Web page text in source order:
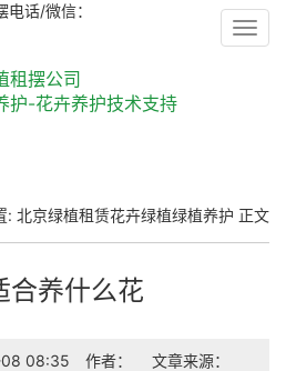
租摆公司
护-花卉养护技术支持
电话/微信：
: 北京绿植租赁花卉绿植绿植养护 正文
合养什么花
08 08:35 作者：
文章来源：